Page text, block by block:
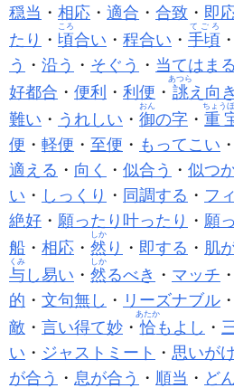
穏当 ・ 相応 ・ 適合 ・ 合致 ・ 即
たり ・ 頃
ころ
合い ・ 程合い ・ 手頃
てごろ
・
う ・ 沿う ・ そぐう ・ 当てはまる
好都合 ・ 便利 ・ 利便 ・ 誂
あつら
え向き
難い ・ うれしい ・ 御
おん
の字 ・ 重
ちょう
便 ・ 軽便 ・ 至便 ・ もってこい ・
適える ・ 向く ・ 似合う ・ 似つ
い ・ しっくり ・ 同調する ・ フ
絶好 ・ 願ったり叶ったり ・ 願
船 ・ 相応 ・ 然
しか
り ・ 即する ・ 肌
与
くみ
し易い ・ 然
しか
るべき ・ マッチ ・
的 ・ 文句無し ・ リーズナブル ・
敵 ・ 言い得て妙 ・ 恰
あたか
もよし ・
い ・ ジャストミート ・ 思いが
が合う ・ 息が合う ・ 順当 ・ ど